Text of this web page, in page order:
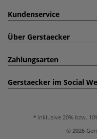
Kundenservice
Über Gerstaecker
Zahlungsarten
Gerstaecker im Social
inklusive 20% bzw.
© 2026